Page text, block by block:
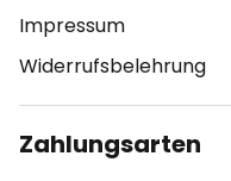
Impressum
Widerrufsbelehrung
Zahlungsarten